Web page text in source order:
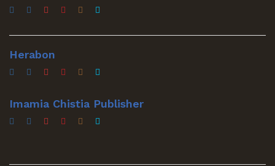
Herabon
Imamia Chistia Publisher